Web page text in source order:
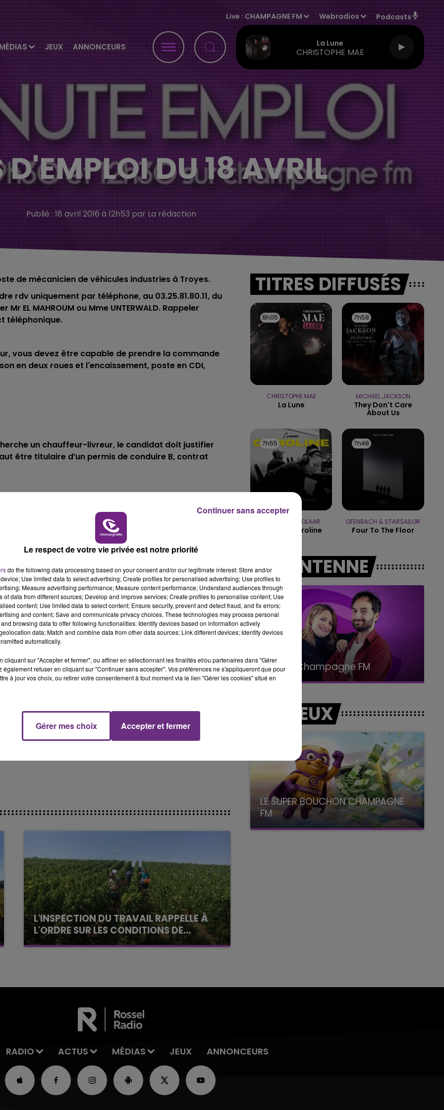
MÉDIAS JEUX ANNONCEURS
Live : CHAMPAGNE FM Webradios Podcasts
La Lune
CHRISTOPHE MAE
10h00 - 14h00 14h00 - 15h00
LA RADIO POP
D'EMPLOI DU 18 AVRIL
Publié : 18 avril 2016 à 12h53 par La rédaction
de mécanicien de véhicules industries à Troyes.
rdv uniquement par téléphone, au 03.25.81.80.11, du
EL MAHROUM ou Mme UNTERWALD. Rappeler
téléphonique.
vous devez être capable de prendre la commande
en deux roues et l'encaissement, poste en CDI,
un chauffeur-livreur, le candidat doit justifier
être titulaire d’un permis de conduire B, contrat
de libre-service pour réceptionner la marchandise,
Vous êtes aussi régulièrement en caisse,
titulaire d’un BAFA, pour intervenir pendant
ans.
travaillez pour la FDSEA, poste en CDI qui demande
PERIN
L'INSPECTION DU TRAVAIL RAPPELLE À
L'ORDRE SUR LES CONDITIONS DE...
Alors que les dates de début des vendange
TITRES DIFFUSÉS
8h05
8h05
CHRISTOPHE MAE
La Lune
7h58
7h58
MICHAEL JACKSON
They Don't Care
About Us
7h55
7h55
ZAHO & MC SOLAAR
Comme Caroline
7h48
7h48
OFENBACH & STARSAILOR
Four To The Floor
A L'ANTENNE
14h00 - 15h00
La Radio Pop
15h00 - 19h00
Le Club Champagne FM
LES JEUX
LE SUPER BOUCHON CHAMPAGNE
FM
avec La Famille Champagne FM, à 8H10
RADIO ACTUS MÉDIAS JEUX ANNONCEURS
Le respect de votre vie privée est notre priorité
do the following data processing based on your consent and/or our legitimate interest: Store and/or
Use limited data to select advertising; Create profiles for personalised advertising; Use profiles to
Measure advertising performance; Measure content performance; Understand audiences through
of data from different sources; Develop and improve services; Create profiles to personalise content; Use
content; Use limited data to select content; Ensure security, prevent and detect fraud, and fix errors;
and content; Save and communicate privacy choices. These technologies may process personal
browsing data to offer following functionalities: Identify devices based on information actively
data; Match and combine data from other data sources; Link different devices; Identify devices
automatically.
cliquant sur "Accepter et fermer", ou affiner en sélectionnant les finalités et/ou partenaires dans "Gérer
également refuser en cliquant sur "Continuer sans accepter". Vos préférences ne s'appliqueront que pour
à jour vos choix, ou retirer votre consentement à tout moment via le lien "Gérer les cookies" situé en
Gérer mes choix Accepter et fermer
Continuer sans accepter